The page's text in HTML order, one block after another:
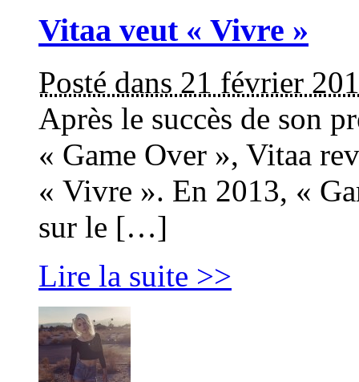
Vitaa veut « Vivre »
Posté dans 21 février
Après le succès de son
« Game Over », Vitaa
« Vivre ». En 2013, «
sur le […]
Lire la suite >>